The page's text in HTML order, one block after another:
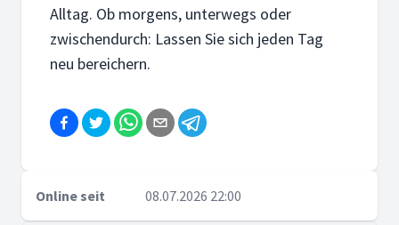
Alltag. Ob morgens, unterwegs oder
zwischendurch: Lassen Sie sich jeden Tag
neu bereichern.
Online seit 08.07.2026 22:00